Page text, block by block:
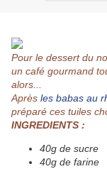
Pour le dessert du
un café gourmand
alors...
Après les babas au
préparé ces tuiles
INGREDIENTS :
40g de sucre
40g de farine